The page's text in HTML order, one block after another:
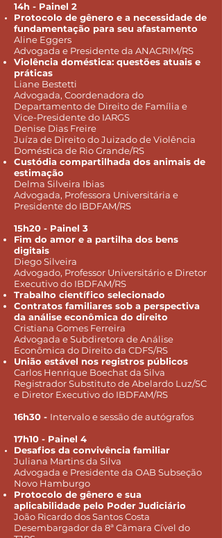
14h - Painel 2
Protocolo de gênero e a necessidade de
fundamentação para seu afastamento
Aline Eggers
Advogada e Presidente da ANACRIM/RS
Violência doméstica: questões atuais e
práticas
Liane Bestetti
Advogada, Coordenadora do
Departamento de Direito de Família e
Vice-Presidente do IARGS
Denise Dias Freire
Juíza de Direito do Juizado de Violência
Doméstica de Rio Grande/RS
Custódia compartilhada dos animais de
estimação
Delma Silveira Ibias
Advogada, Professora Universitária e
Presidente do IBDFAM/RS
15h20 - Painel 3
Fim do amor e a partilha dos bens
digitais
Diego Silveira
Advogado, Professor Universitário e Diretor
Executivo do IBDFAM/RS
Trabalho científico selecionado
Contratos familiares sob a perspectiva
da análise econômica do direito
Cristiana Gomes Ferreira
Advogada e Subdiretora de Análise
Econômica do Direito da CDFS/RS
União estável nos registros públicos
Carlos Henrique Boechat da Silva
Registrador Substituto de Abelardo Luz/SC
e Diretor Executivo do IBDFAM/RS
16h30 - Intervalo e sessão de autógrafos
17h10 - Painel 4
Desafios da convivência familiar
Juliana Martins da Silva
Advogada e Presidente da OAB Subseção
Novo Hamburgo
Protocolo de gênero e sua
aplicabilidade pelo Poder Judiciário
João Ricardo dos Santos Costa
Desembargador da 8ª Câmara Cível do